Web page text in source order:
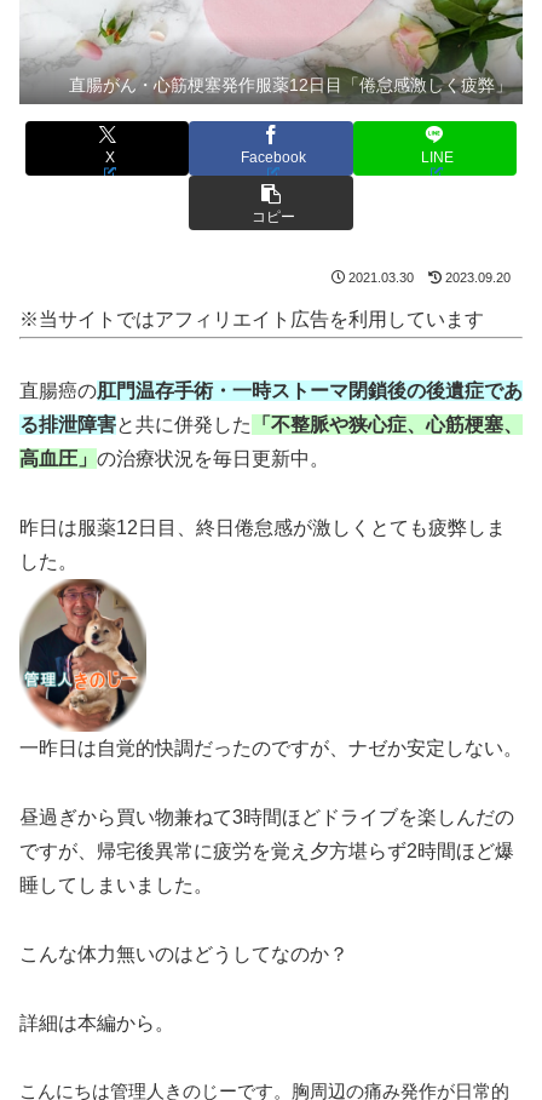
直腸がん・心筋梗塞発作服薬12日目「倦怠感激しく疲弊」
X Facebook LINE
コピー
2021.03.30 2023.09.20
※当サイトではアフィリエイト広告を利用しています
直腸癌の肛門温存手術・一時ストーマ閉鎖後の後遺症であ
る排泄障害と共に併発した
「不整脈や狭心症、心筋梗塞、
高血圧」 の治療状況を毎日更新中。
昨日は服薬12日目、終日倦怠感が激しくとても疲弊しま
した。
一昨日は自覚的快調だったのですが、ナゼか安定しない。
昼過ぎから買い物兼ねて3時間ほどドライブを楽しんだの
ですが、帰宅後異常に疲労を覚え夕方堪らず2時間ほど爆
睡してしまいました。
こんな体力無いのはどうしてなのか？
詳細は本編から。
こんにちは管理人きのじーです。胸周辺の痛み発作が日常的